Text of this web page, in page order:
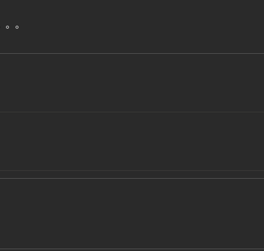
。